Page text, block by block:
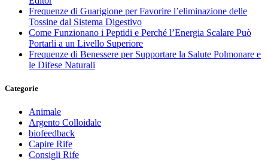
Frequenze di Guarigione per Favorire l’eliminazione delle
Tossine dal Sistema Digestivo
Come Funzionano i Peptidi e Perché l’Energia Scalare Può
Portarli a un Livello Superiore
Frequenze di Benessere per Supportare la Salute Polmonare e
le Difese Naturali
Categorie
Animale
Argento Colloidale
biofeedback
Capire Rife
Consigli Rife